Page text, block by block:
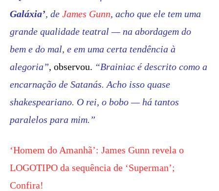
Galáxia’, de James Gunn, acho que ele tem uma
grande qualidade teatral — na abordagem do
bem e do mal, e em uma certa tendência à
alegoria”, observou. “Brainiac é descrito como a
encarnação de Satanás. Acho isso quase
shakespeariano. O rei, o bobo — há tantos
paralelos para mim.”
‘Homem do Amanhã’: James Gunn revela o
LOGOTIPO da sequência de ‘Superman’;
Confira!